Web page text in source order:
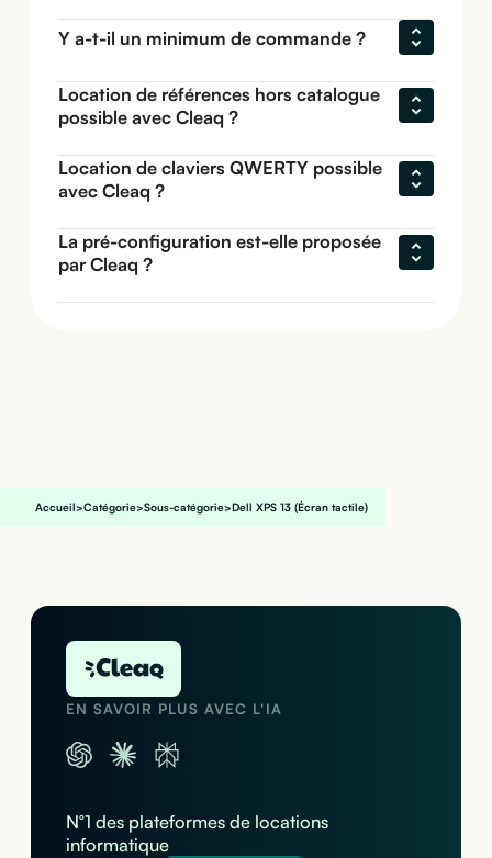
Y a-t-il un minimum de commande ?
Location de références hors catalogue
possible avec Cleaq ?
Location de claviers QWERTY possible
avec Cleaq ?
La pré-configuration est-elle proposée
par Cleaq ?
Accueil>Catégorie>Sous-catégorie>Dell XPS 13 (Écran tactile)
EN SAVOIR PLUS AVEC L'IA
N°1 des plateformes de locations
informatique